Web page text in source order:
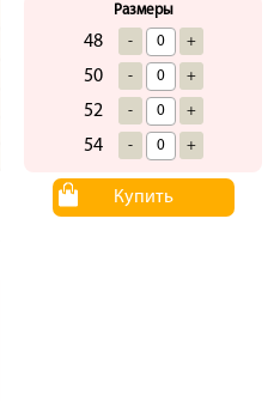
Размеры
48 - +
50 - +
52 - +
54 - +
Купить